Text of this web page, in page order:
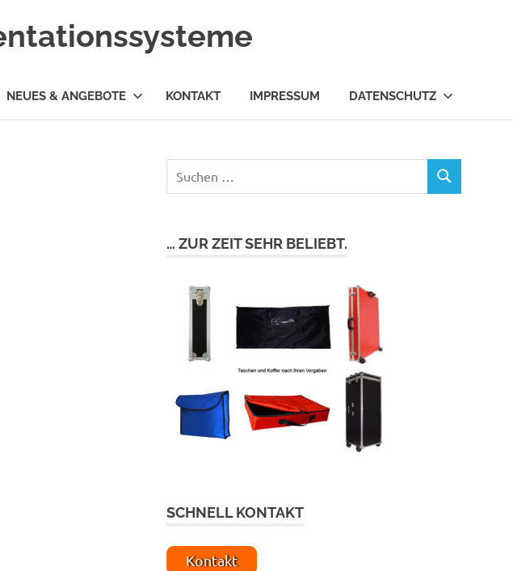
NEUES & ANGEBOTE KONTAKT IMPRESSUM DATENSCHUTZ
… ZUR ZEIT SEHR BELIEBT.
SCHNELL KONTAKT
Kontakt